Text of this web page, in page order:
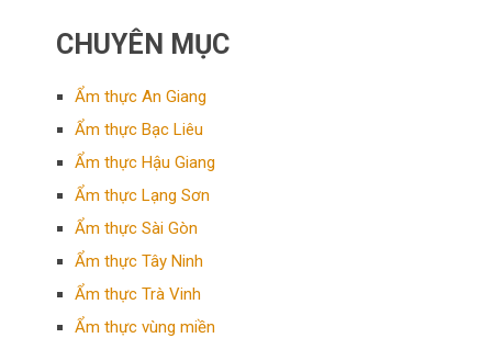
CHUYÊN MỤC
Ẩm thực An Giang
Ẩm thực Bạc Liêu
Ẩm thực Hậu Giang
Ẩm thực Lạng Sơn
Ẩm thực Sài Gòn
Ẩm thực Tây Ninh
Ẩm thực Trà Vinh
Ẩm thực vùng miền